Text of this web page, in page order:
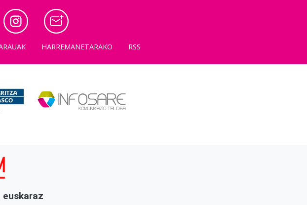
HARREMANETARAKO RSS
euskaraz